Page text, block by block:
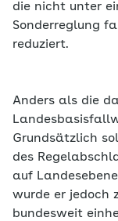
die nicht unter
Sonderreglung
reduziert.
Anders als die
Grundsätzlich
des
auf
wurde er jedoch
bundesweit